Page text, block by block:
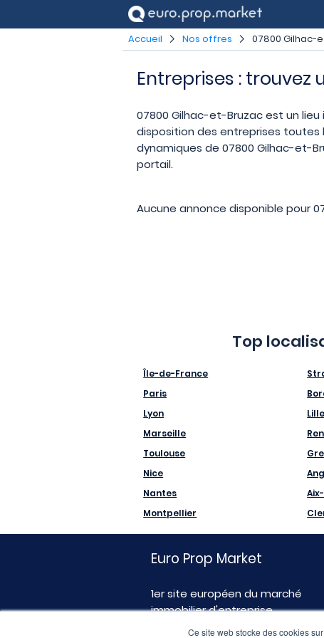
Ce site web stocke des cookies
Accueil Nos offres 07800 Gilhac-
Entreprises :
07800 Gilhac-et-Bruzac est un
disposition des entreprises toutes
dynamiques de 07800 Gilhac-et-
portail.
Aucune annonce disponible pour
Top
Île-de-France
Paris
Lyon
Marseille
Toulouse
Nice
Nantes
Montpellier
Lille
Euro Prop Market
1er site européen du marché
immobilier d'entreprise